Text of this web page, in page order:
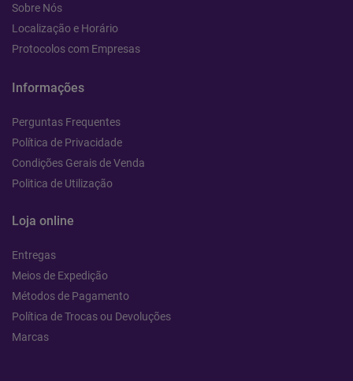
Sobre Nós
Localização e Horário
Protocolos com Empresas
Informações
Perguntas Frequentes
Política de Privacidade
Condições Gerais de Venda
Politica de Utilização
Loja online
Entregas
Meios de Expedição
Métodos de Pagamento
Política de Trocas ou Devoluções
Marcas